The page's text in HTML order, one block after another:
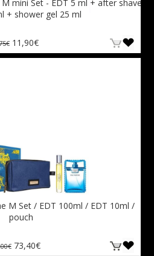
mini Set - EDT 5 ml + after shave
+ shower gel 25 ml
11,90€
M Set / EDT 100ml / EDT 10ml /
pouch
73,40€